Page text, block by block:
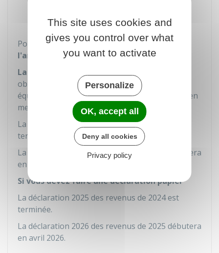
2042.
Pour chaque montant, vous devezpréciser
l'année de son échéance normale.
La déclaration des revenus par internet
obligatoire si votre résidence principale est
équipée d'un accès à internet et que vous êtes en
mesure de faire votre déclaration en ligne.
La déclaration 2025 des revenus de 2024 est
terminée.
La déclaration 2026 des revenus de 2025 débutera
en avril 2026.
Si vous devez faire une déclaration papier
La déclaration 2025 des revenus de 2024 est
terminée.
La déclaration 2026 des revenus de 2025 débutera
en avril 2026.
This site uses cookies and
gives you control over what
you want to activate
Personalize
OK, accept all
Deny all cookies
Privacy policy